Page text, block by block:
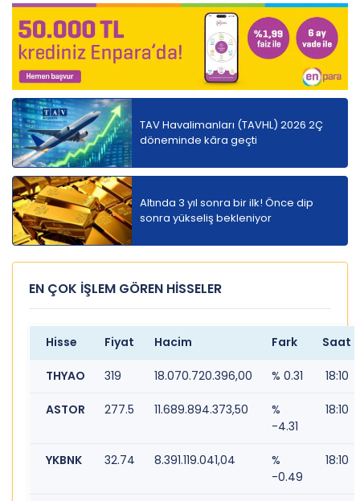
TAV Havalimanları (TAVHL) 2026 2Ç
döneminde kâra geçti
Altında 3 yıl sonra bir ilk! Önce dip
sonra yükseliş bekleniyor
EN ÇOK İŞLEM GÖREN HİSSELER
Hisse Fiyat Hacim Fark Saat
THYAO 319 18.070.720.396,00 % 0.31 18:10
ASTOR 277.5 11.689.894.373,50
%
-4.31
18:10
YKBNK 32.74 8.391.119.041,04
%
-0.49
18:10